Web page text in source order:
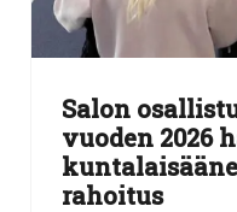
Salon
vuoden 2026
rahoitus